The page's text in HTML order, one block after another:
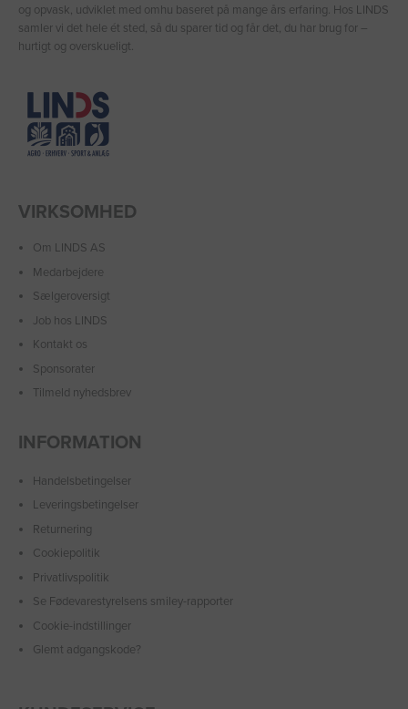
og opvask, udviklet med omhu baseret på mange års erfaring. Hos LINDS
samler vi det hele ét sted, så du sparer tid og får det, du har brug for –
hurtigt og overskueligt.
VIRKSOMHED
Om LINDS AS
Medarbejdere
Sælgeroversigt
Job hos LINDS
Kontakt os
Sponsorater
Tilmeld nyhedsbrev
INFORMATION
Handelsbetingelser
Leveringsbetingelser
Returnering
Cookiepolitik
Privatlivspolitik
Se Fødevarestyrelsens smiley-rapporter
Cookie-indstillinger
Glemt adgangskode?